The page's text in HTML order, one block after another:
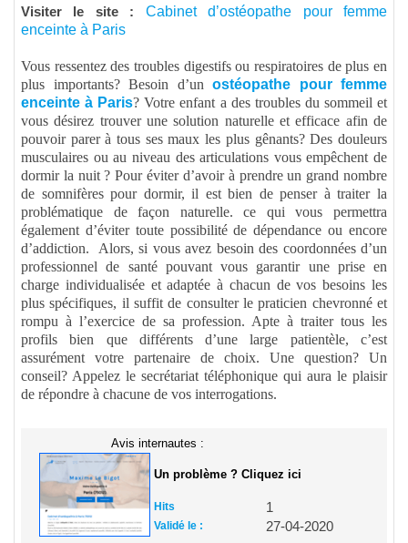
Visiter le site : Cabinet d’ostéopathe pour femme
enceinte à Paris
Vous ressentez des troubles digestifs ou respiratoires de plus en
plus importants? Besoin d’un ostéopathe pour femme
enceinte à Paris? Votre enfant a des troubles du sommeil et
vous désirez trouver une solution naturelle et efficace afin de
pouvoir parer à tous ses maux les plus gênants? Des douleurs
musculaires ou au niveau des articulations vous empêchent de
dormir la nuit ? Pour éviter d’avoir à prendre un grand nombre
de somnifères pour dormir, il est bien de penser à traiter la
problématique de façon naturelle. ce qui vous permettra
également d’éviter toute possibilité de dépendance ou encore
d’addiction. Alors, si vous avez besoin des coordonnées d’un
professionnel de santé pouvant vous garantir une prise en
charge individualisée et adaptée à chacun de vos besoins les
plus spécifiques, il suffit de consulter le praticien chevronné et
rompu à l’exercice de sa profession. Apte à traiter tous les
profils bien que différents d’une large patientèle, c’est
assurément votre partenaire de choix. Une question? Un
conseil? Appelez le secrétariat téléphonique qui aura le plaisir
de répondre à chacune de vos interrogations.
Avis internautes :
Un problème ? Cliquez ici
Hits 1
Validé le :
27-04-2020